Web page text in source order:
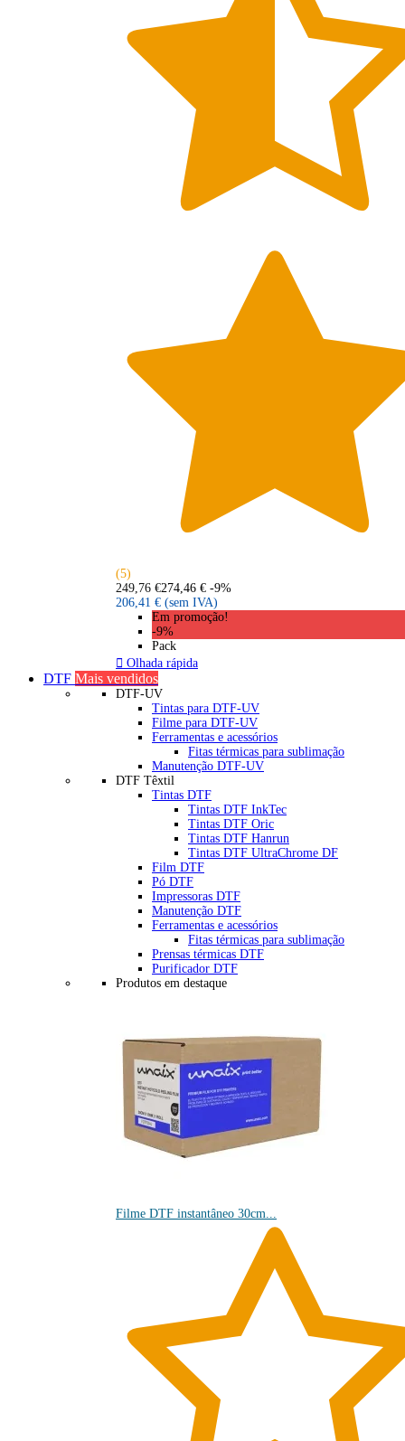
(5)
249,76 €274,46 € -9%
206,41 € (sem IVA)
Em promoção!
-9%
Pack
 Olhada rápida
DTF Mais vendidos
DTF-UV
Tintas para DTF-UV
Filme para DTF-UV
Ferramentas e acessórios
Fitas térmicas para sublimação
Manutenção DTF-UV
DTF Têxtil
Tintas DTF
Tintas DTF InkTec
Tintas DTF Oric
Tintas DTF Hanrun
Tintas DTF UltraChrome DF
Film DTF
Pó DTF
Impressoras DTF
Manutenção DTF
Ferramentas e acessórios
Fitas térmicas para sublimação
Prensas térmicas DTF
Purificador DTF
Produtos em destaque
Filme DTF instantâneo 30cm...